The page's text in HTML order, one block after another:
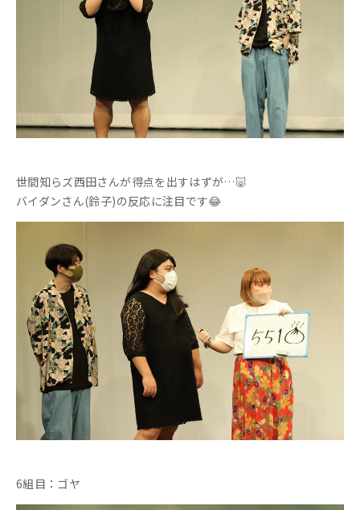
世間知らズ西田さんが得点を出すはずが…🐷
バイダンさん(鈴子)の反応に注目です😂
6組目：ゴヤ